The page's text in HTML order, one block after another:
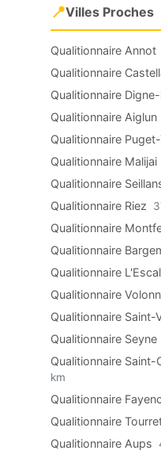
📍Villes Proches
Qualitionnaire Annot
Qualitionnaire
Qualitionnaire
Qualitionnaire Aiglun
Qualitionnaire
Qualitionnaire Malijai
Qualitionnaire
Qualitionnaire Riez
Qualitionnaire
Qualitionnaire
Qualitionnaire
Qualitionnaire
Qualitionnaire Saint-
Qualitionnaire Seyne
Qualitionnaire
km
Qualitionnaire
Qualitionnaire
Qualitionnaire Aups